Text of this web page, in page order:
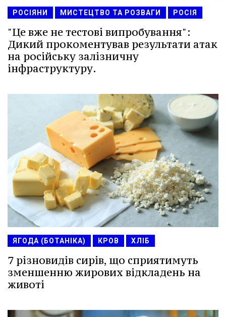
РОСІЯНИ МИСТЕЦТВО ТА РОЗВАГИ РОСІЯ
"Це вже не тестові випробування":
Дикий прокоментував результати атак
на російську залізничну
інфраструктуру.
ЯГОДА (БОТАНІКА) КРОВ ХЛІБ
7 різновидів сирів, що сприятимуть
зменшенню жирових відкладень на
животі